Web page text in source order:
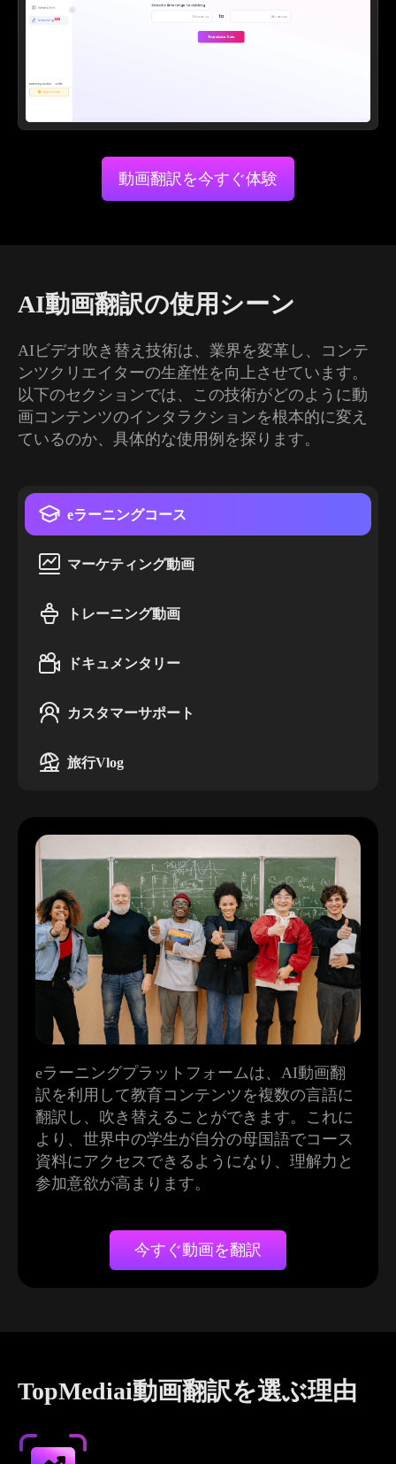
動画翻訳を今すぐ体験
AI動画翻訳の使用シーン
AIビデオ吹き替え技術は、業界を変革し、コンテ
ンツクリエイターの生産性を向上させています。
以下のセクションでは、この技術がどのように動
画コンテンツのインタラクションを根本的に変え
ているのか、具体的な使用例を探ります。
eラーニングコース
マーケティング動画
トレーニング動画
ドキュメンタリー
カスタマーサポート
旅行Vlog
eラーニングプラットフォームは、AI動画翻
訳を利用して教育コンテンツを複数の言語に
翻訳し、吹き替えることができます。これに
より、世界中の学生が自分の母国語でコース
資料にアクセスできるようになり、理解力と
参加意欲が高まります。
今すぐ動画を翻訳
TopMediai動画翻訳を選ぶ理由